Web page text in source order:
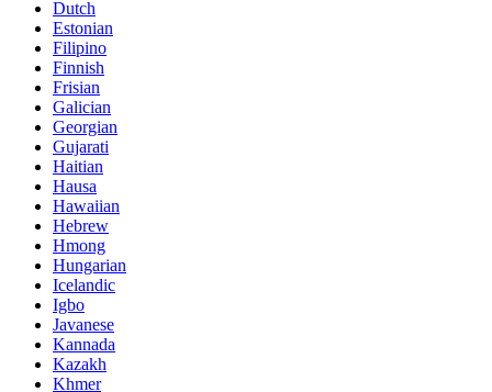
Dutch
Estonian
Filipino
Finnish
Frisian
Galician
Georgian
Gujarati
Haitian
Hausa
Hawaiian
Hebrew
Hmong
Hungarian
Icelandic
Igbo
Javanese
Kannada
Kazakh
Khmer